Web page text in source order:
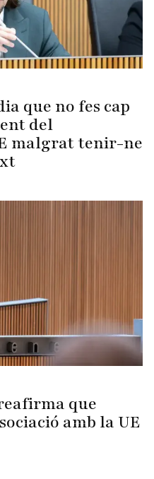
que no fes cap
del
malgrat tenir-ne
que
amb la UE